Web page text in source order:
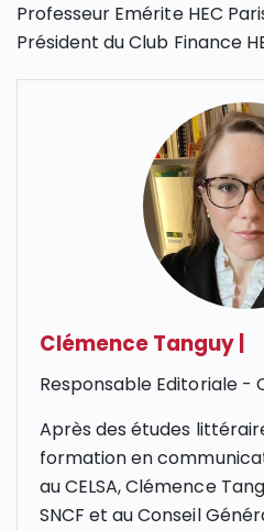
Professeur Emérite HEC
Président du Club Finance
Clémence Tanguy
Responsable Editoriale -
Après des études
formation en
au CELSA, Clémence
SNCF et au Conseil